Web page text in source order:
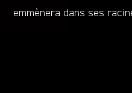
emmènera dans ses